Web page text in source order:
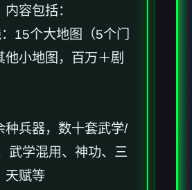
内容包括：
15个大地图（5个门
他小地图，百万＋剧
种兵器，数十套武学/
武学混用、神功、三
天赋等